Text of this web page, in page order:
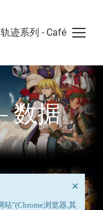
轨迹系列 - Café
数据
"(Chrome浏览器,其
×